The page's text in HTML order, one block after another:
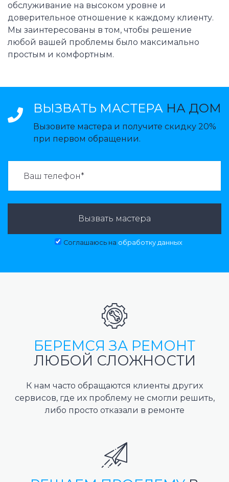
обслуживание на высоком уровне и
доверительное отношение к каждому клиенту.
Мы заинтересованы в том, чтобы решение
любой вашей проблемы было максимально
простым и комфортным.
ВЫЗВАТЬ МАСТЕРА НА ДОМ
Вызовите мастера и получите скидку 20%
при первом обращении.
Вызвать мастера
Соглашаюсь на обработку данных
БЕРЕМСЯ ЗА РЕМОНТ
ЛЮБОЙ СЛОЖНОСТИ
К нам часто обращаются клиенты других
сервисов, где их проблему не смогли решить,
либо просто отказали в ремонте